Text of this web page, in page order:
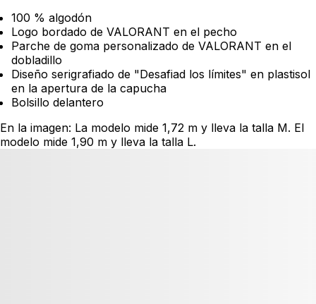
100 % algodón
Logo bordado de VALORANT en el pecho
Parche de goma personalizado de VALORANT en el
dobladillo
Diseño serigrafiado de "Desafiad los límites" en plastisol
en la apertura de la capucha
Bolsillo delantero
En la imagen: La modelo mide 1,72 m y lleva la talla M. El
modelo mide 1,90 m y lleva la talla L.